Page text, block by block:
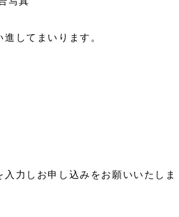
してまいります。
力しお申し込みをお願いいたしま